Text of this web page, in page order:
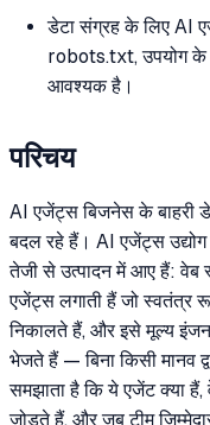
डेटा संग्रह के लिए AI
robots.txt, उपयोग के
आवश्यक है।
परिचय
AI एजेंट्स बिजनेस के बाहरी
बदल रहे हैं। AI एजेंट्स
तेजी से उत्पादन में आए हैं: वेब
एजेंट्स लगाती हैं जो स्वतंत्र
निकालते हैं, और इसे मूल्य इंजन,
भेजते हैं — बिना किसी मानव
समझाता है कि ये एजेंट क्या
जोड़ते हैं, और जब टीम